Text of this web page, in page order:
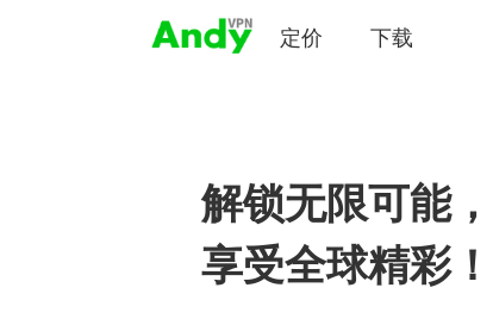
定价 下载
解锁无限可能，
享受全球精彩！